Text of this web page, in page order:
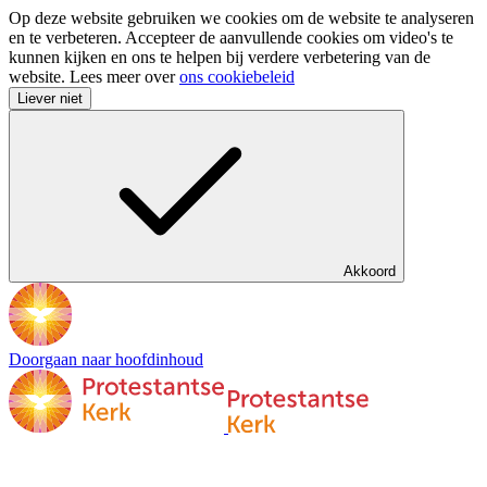
Op deze website gebruiken we cookies om de website te analyseren
en te verbeteren. Accepteer de aanvullende cookies om video's te
kunnen kijken en ons te helpen bij verdere verbetering van de
website. Lees meer overons cookiebeleid
Liever niet
Akkoord
Doorgaan naar hoofdinhoud